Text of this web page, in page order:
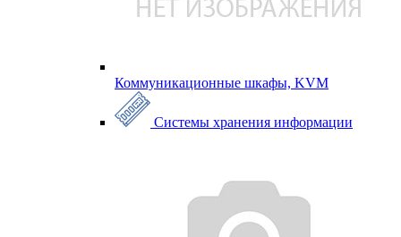
Коммуникационные шкафы, KVM
Системы хранения информации